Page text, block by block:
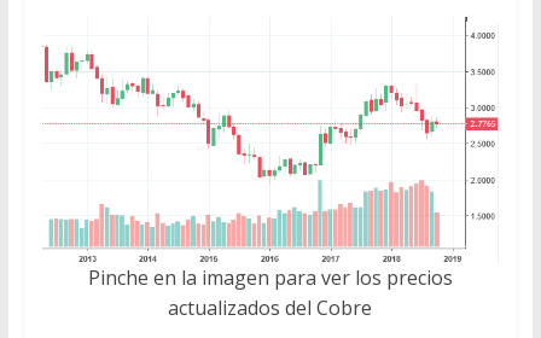
Pinche en la imagen para ver los precios
actualizados del Cobre